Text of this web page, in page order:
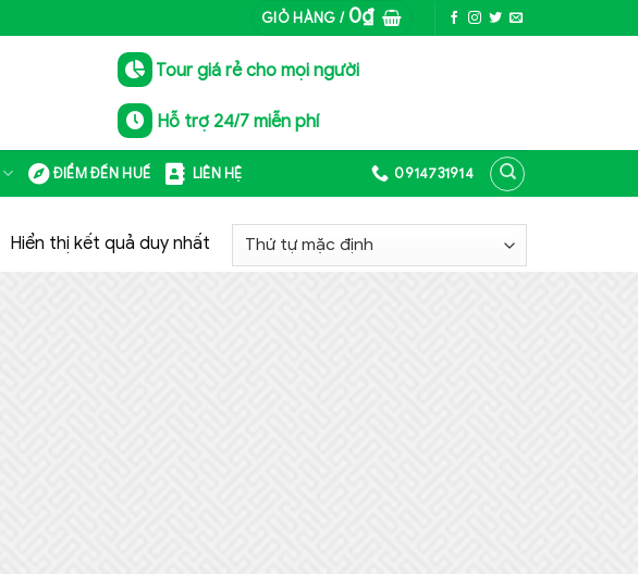
GIỎ HÀNG / 0₫
Tour giá rẻ cho mọi người
Hỗ trợ 24/7 miễn phí
ĐIỂM ĐẾN HUẾ LIÊN HỆ 0914731914
Hiển thị kết quả duy nhất